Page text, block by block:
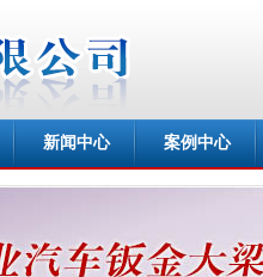
新闻中心 案例中心